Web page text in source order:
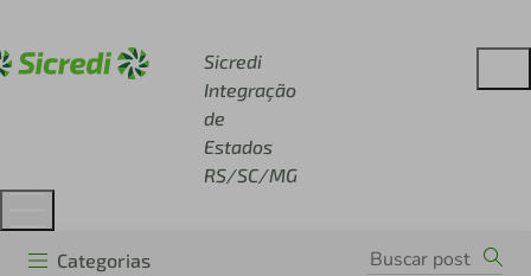
Sicredi
Integração
de
Estados
RS/SC/MG
Categorias